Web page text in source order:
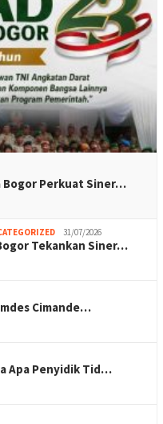
Bogor Perkuat Siner…
31/07/2026
Tekankan Siner…
Cimande…
Apa Penyidik Tid…